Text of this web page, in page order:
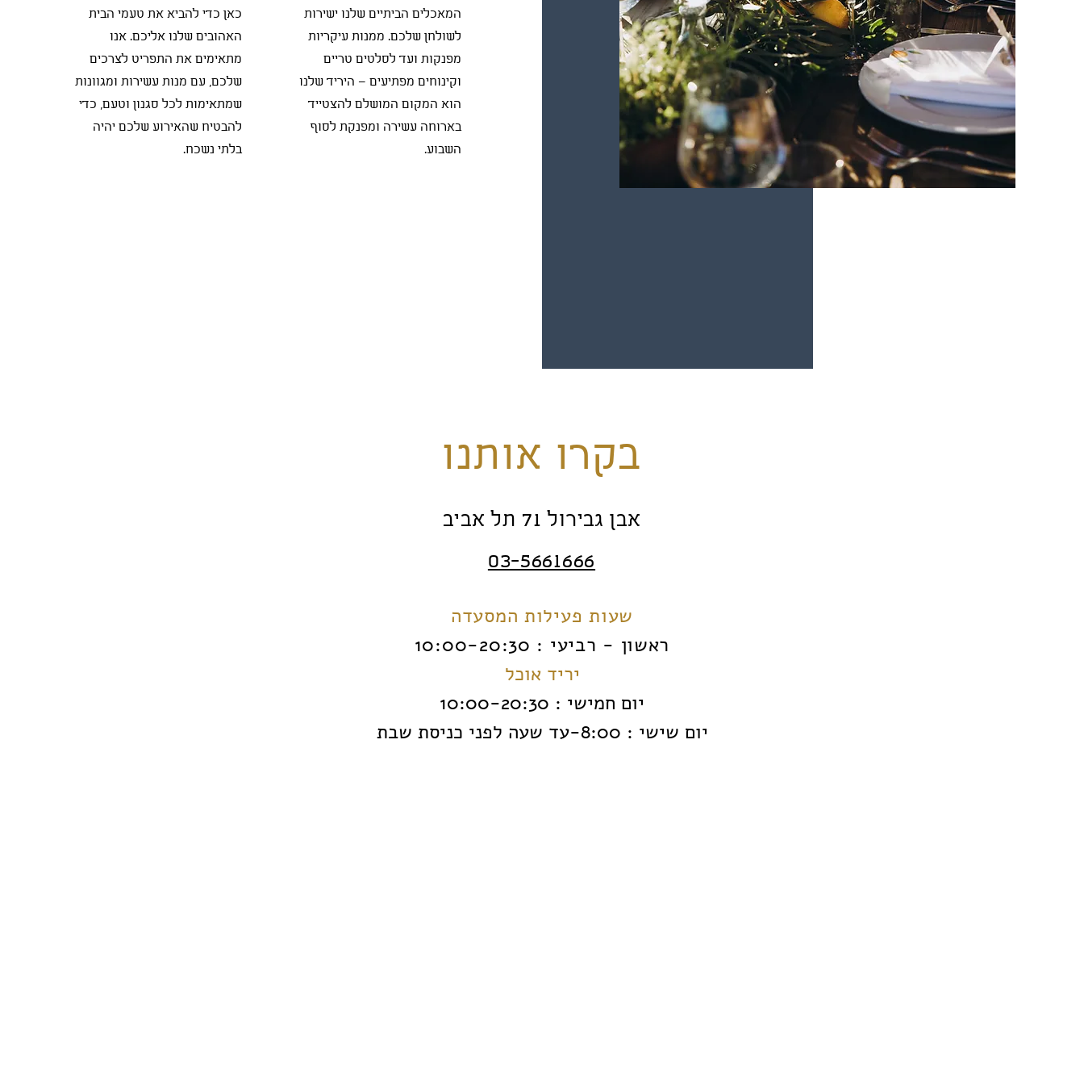
המאכלים הביתיים שלנו ישירות
לשולחן שלכם. ממנות עיקריות
מפנקות ועד לסלטים טריים
וקינוחים מפתיעים – היריד שלנו
הוא המקום המושלם להצטייד
בארוחה עשירה ומפנקת לסוף
השבוע.
כאן כדי להביא את טעמי הבית
האהובים שלנו אליכם. אנו
מתאימים את התפריט לצרכים
שלכם, עם מנות עשירות ומגוונות
שמתאימות לכל סגנון וטעם, כדי
להבטיח שהאירוע שלכם יהיה
בלתי נשכח.
בקרו אותנו
אבן גבירול 71 תל אביב
‭03-5661666
שעות פעילות המסעדה
ראשון - רביעי : 10:00-20:30
יריד אוכל
יום חמישי : 10:00-20:30
יום שישי : 8:00-עד שעה לפני כניסת שבת